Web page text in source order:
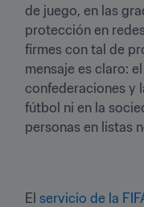
de juego, en las
protección en
firmes con tal de
mensaje es claro:
confederaciones y
fútbol ni en la
personas en listas
El servicio de la